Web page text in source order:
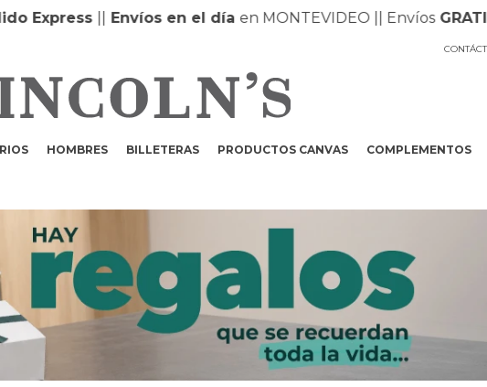
||Envíos en el díaen MONTEVIDEO || Envíos GRATISen
HOMBRES BILLETERAS PRODUCTOS CANVAS COMPLEMENTOS